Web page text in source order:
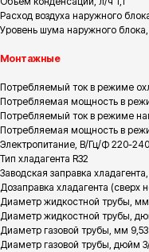
Расход воздуха наружного
Уровень шума наружного
Монтажные
Потребляемый ток в режиме
Потребляемая мощность в
Потребляемый ток в режиме
Потребляемая мощность в
Электропитание, В/Гц/Ф 220-
Тип хладагента R32
Заводская заправка
Дозаправка хладагента
Диаметр жидкостной трубы, мм
Диаметр жидкостной трубы,
Диаметр газовой трубы, мм 9,53
Диаметр газовой трубы, дюйм